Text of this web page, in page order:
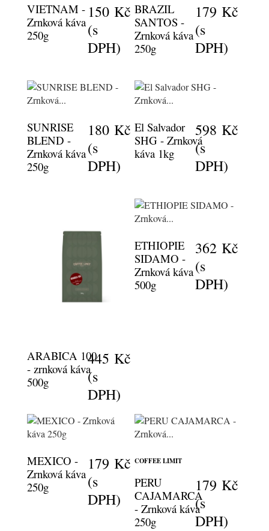
VIETNAM -
Zrnková káva
250g
150 Kč
(s
DPH)
BRAZIL
SANTOS -
Zrnková káva
250g
179 Kč
(s
DPH)
SUNRISE
BLEND -
Zrnková káva
250g
180 Kč
(s
DPH)
El Salvador
SHG - Zrnková
káva 1kg
598 Kč
(s
DPH)
ARABICA 100
- zrnková káva
500g
445 Kč
(s
DPH)
ETHIOPIE
SIDAMO -
Zrnková káva
500g
362 Kč
(s
DPH)
MEXICO -
Zrnková káva
250g
179 Kč
(s
DPH)
COFFEE LIMIT
PERU
CAJAMARCA
- Zrnková káva
250g
179 Kč
(s
DPH)